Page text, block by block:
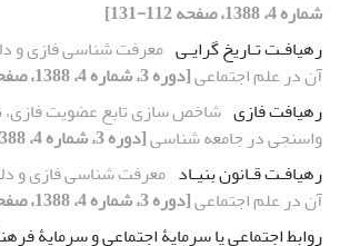
شماره 4، 1388، صفحه 112-131]
رهیافـت تـاریخ گرایـی معرفت شناسی فازی و
آن در علم اجتماعی[دوره 3، شماره 4، 1388، صفحه 38-60]
رهیافت فازی شاخص سازی تابع عضویت
واسنجی در جامعه شناسی[دوره 3، شماره 4، 1388، صفحه 1-20]
رهیافـت قـانون بنیـاد معرفت شناسی فازی و
آن در علم اجتماعی[دوره 3، شماره 4، 1388، صفحه 38-60]
روابط اجتماعی یا سرمایۀ اجتماعی و سرمایۀ